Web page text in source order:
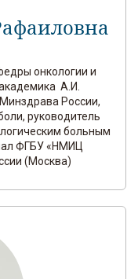
онкологии и
А.И.
России,
руководитель
больным
ФГБУ «НМИЦ
(Москва)